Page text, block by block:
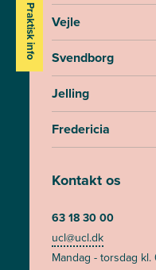
Praktisk info
Vejle
Svendborg
Jelling
Fredericia
Kontakt os
63 18 30 00
ucl@ucl.dk
Mandag - torsdag kl.